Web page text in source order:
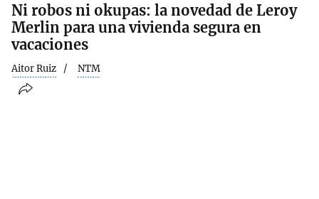
Ni robos ni okupas: la novedad de Leroy
Merlin para una vivienda segura en
vacaciones
Aitor Ruiz NTM